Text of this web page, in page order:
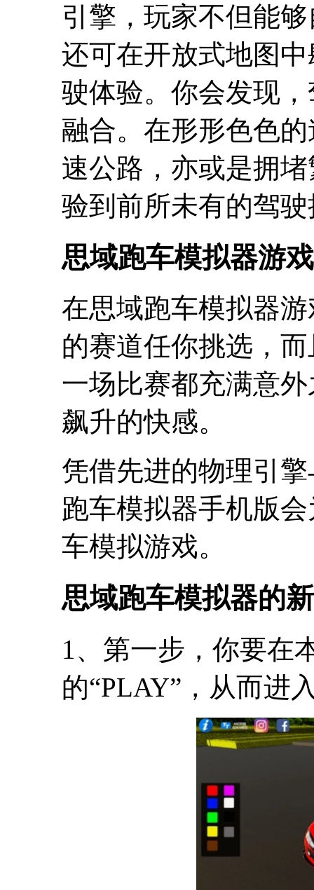
引擎，玩家不但能
还可在开放式地图
驶体验。你会发现
融合。在形形色色
速公路，亦或是拥
验到前所未有的驾
思域跑车模拟器游
在思域跑车模拟器
的赛道任你挑选，
一场比赛都充满意
飙升的快感。
凭借先进的物理引
跑车模拟器手机版
车模拟游戏。
思域跑车模拟器的
1、第一步，你要在
的“PLAY”，从而进